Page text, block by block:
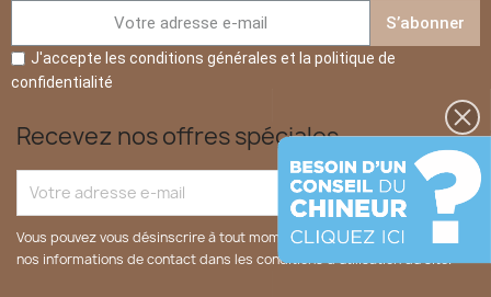
S’abonner
J'accepte les conditions générales et la politique de
confidentialité
Recevez nos offres spéciales
Vous pouvez vous désinscrire à tout moment. Vous trouverez pour cela
nos informations de contact dans les conditions d'utilisation du site.